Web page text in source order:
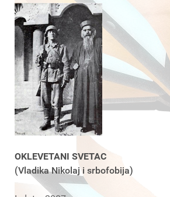
OKLEVETANI SVETAC
(Vladika Nikolaj i srbofobija)